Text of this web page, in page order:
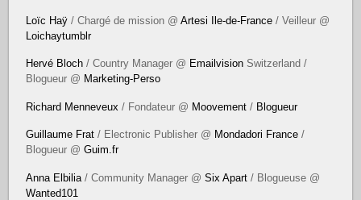
Loïc Haÿ / Chargé de mission @Artesi Ile-de-France / Veilleur @
Loichaytumblr
Hervé Bloch / Country Manager @ Emailvision Switzerland /
Blogueur @ Marketing-Perso
Richard Menneveux / Fondateur @ Moovement / Blogueur
Guillaume Frat / Electronic Publisher @ Mondadori France /
Blogueur @Guim.fr
Anna Elbilia / Community Manager @Six Apart / Blogueuse @
Wanted101